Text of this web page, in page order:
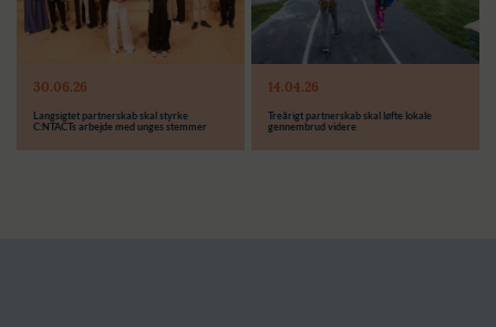
30.06.26
Langsigtet partnerskab skal styrke
C:NTACTs arbejde med unges stemmer
Læs mere
14.04.26
Treårigt partnerskab skal løfte lokale
gennembrud videre
Modtager: